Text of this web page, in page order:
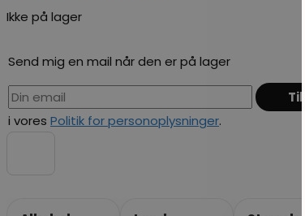
Ikke på lager
Send mig en mail når den er på lager
i vores Politik for personoplysninger.